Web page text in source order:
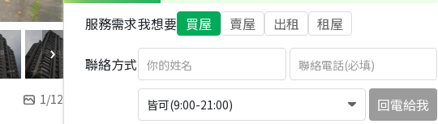
1/12
服務需求我想要 買屋 賣屋 出租 租屋
聯絡方式
皆可(9:00-21:00) 回電給我